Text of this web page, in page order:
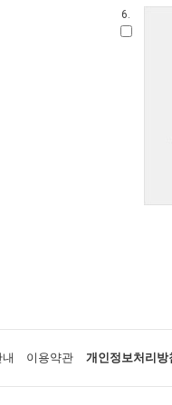
6.
이용약관 개인정보처리방